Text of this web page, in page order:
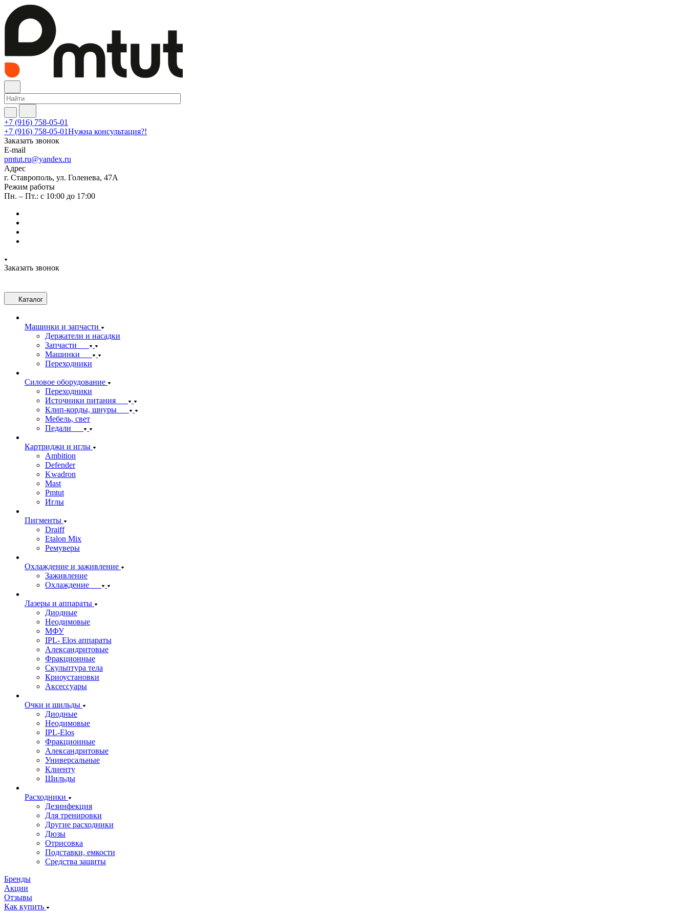
+7 (916) 758-05-01
+7 (916) 758-05-01Нужна консультация?!
Заказать звонок
E-mail
pmtut.ru@yandex.ru
Адрес
г. Ставрополь, ул. Голенева, 47А
Режим работы
Пн. – Пт.: с 10:00 до 17:00
Заказать звонок
Каталог
Машинки и запчасти
Держатели и насадки
Запчасти
Машинки
Переходники
Силовое оборудование
Переходники
Источники питания
Клип-корды, шнуры
Мебель, свет
Педали
Картриджи и иглы
Ambition
Defender
Kwadron
Mast
Pmtut
Иглы
Пигменты
Draiff
Etalon Mix
Ремуверы
Охлаждение и заживление
Заживление
Охлаждение
Лазеры и аппараты
Диодные
Неодимовые
МФУ
IPL- Elos аппараты
Александритовые
Фракционные
Скульптура тела
Криоустановки
Аксессуары
Очки и шильды
Диодные
Неодимовые
IPL-Elos
Фракционные
Александритовые
Универсальные
Клиенту
Шильды
Расходники
Дезинфекция
Для тренировки
Другие расходники
Дюзы
Отрисовка
Подставки, емкости
Средства защиты
Бренды
Акции
Отзывы
Как купить